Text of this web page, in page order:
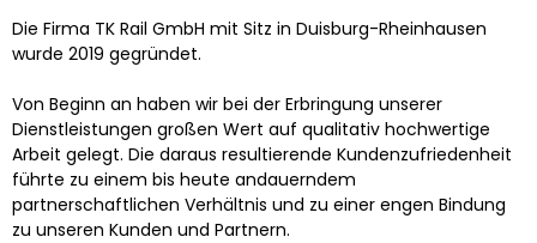
Die Firma TK Rail GmbH mit Sitz in Duisburg-Rheinhausen
wurde 2019 gegründet.
Von Beginn an haben wir bei der Erbringung unserer
Dienstleistungen großen Wert auf qualitativ hochwertige
Arbeit gelegt. Die daraus resultierende Kundenzufriedenheit
führte zu einem bis heute andauerndem
partnerschaftlichen Verhältnis und zu einer engen Bindung
zu unseren Kunden und Partnern.